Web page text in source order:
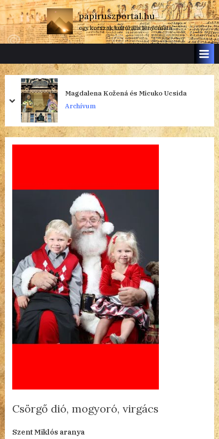
Skip
to
content
papiruszportal.hu
egy korszak kulturális lenyomata
Magdalena Kožená és Micuko Ucsida
Archívum
prev
next
Csörgő dió, mogyoró, virgács
on
Csörgő
Szent Miklós aranya